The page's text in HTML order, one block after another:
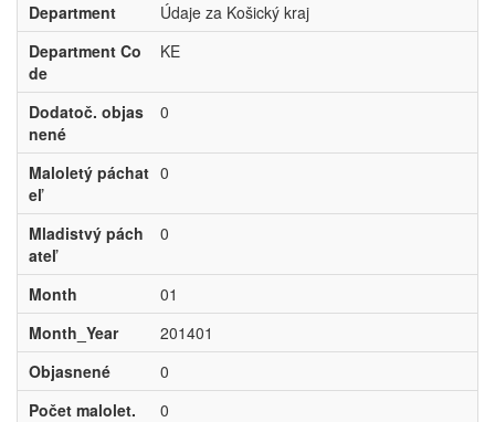
Department
Údaje za Košický kraj
Department Co
de
KE
Dodatoč. objas
nené
0
Maloletý páchat
eľ
0
Mladistvý pách
ateľ
0
Month
01
Month_Year
201401
Objasnené
0
Počet malolet.
0